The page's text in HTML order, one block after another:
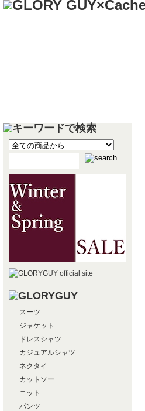
スーツ
ジャケット
ドレスシャツ
カジュアルシャツ
ネクタイ
カットソー
ニット
パンツ